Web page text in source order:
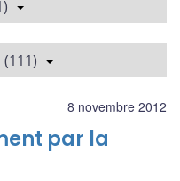
8 novembre 2012
par la